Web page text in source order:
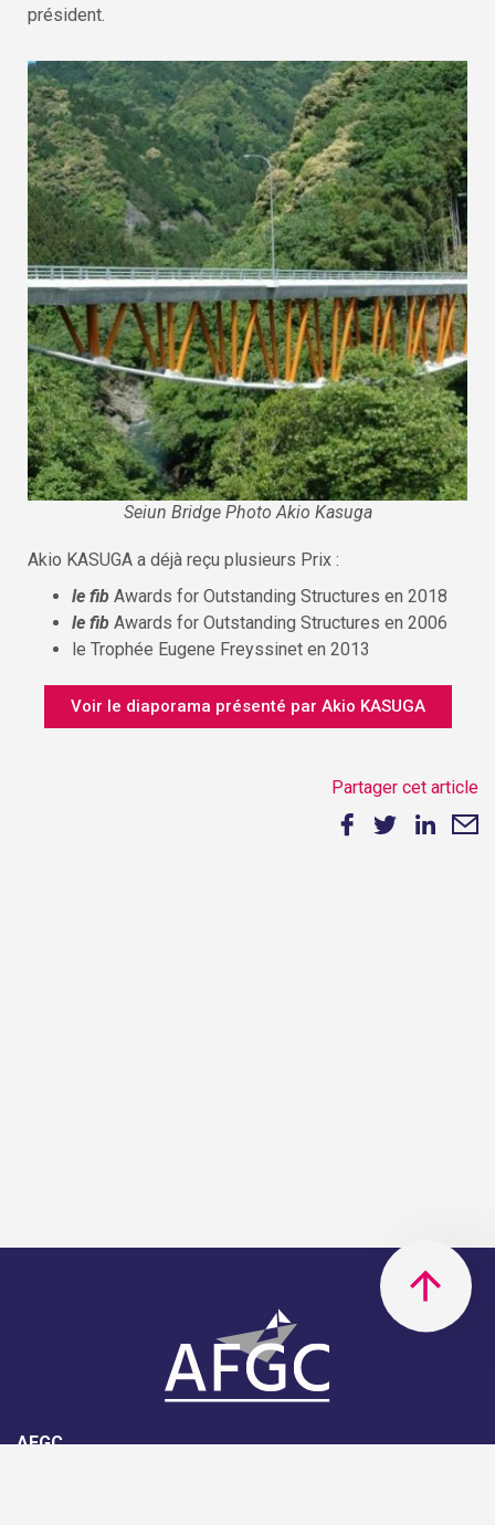
président.
Seiun Bridge Photo Akio Kasuga
Akio KASUGA a déjà reçu plusieurs Prix :
le fib Awards for Outstanding Structures en 2018
le fib Awards for Outstanding Structures en 2006
le Trophée Eugene Freyssinet en 2013
Voir le diaporama présenté par Akio KASUGA
Partager cet article
AFGC